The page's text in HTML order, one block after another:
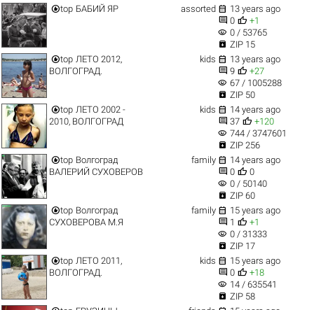
top БАБИЙ ЯР assorted  13 years ago
 0  +1
visibility 0 / 53765
 ZIP 15
top ЛЕТО 2012,
ВОЛГОГРАД.
kids  13 years ago
 9  +27
visibility 67 / 1005288
 ZIP 50
top ЛЕТО 2002 -
2010, ВОЛГОГРАД
kids  14 years ago
 37  +120
visibility 744 / 3747601
 ZIP 256
top Волгоград
ВАЛЕРИЙ СУХОВЕРОВ
family  14 years ago
 0  0
visibility 0 / 50140
 ZIP 60
top Волгоград
СУХОВЕРОВА М.Я
family  15 years ago
 1  +1
visibility 0 / 31333
 ZIP 17
top ЛЕТО 2011,
ВОЛГОГРАД.
kids  15 years ago
 0  +18
visibility 14 / 635541
 ZIP 58